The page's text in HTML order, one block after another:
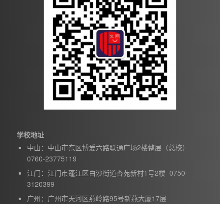
学校地址
中山：中山市东区博爱六路联通广场2楼整层（总校）
0760-23775119
江门：江门市蓬江区白沙街道杏苑新村1号2楼 0750-
3120399
广州：广州市天河区燕岭路95号新燕大厦17层